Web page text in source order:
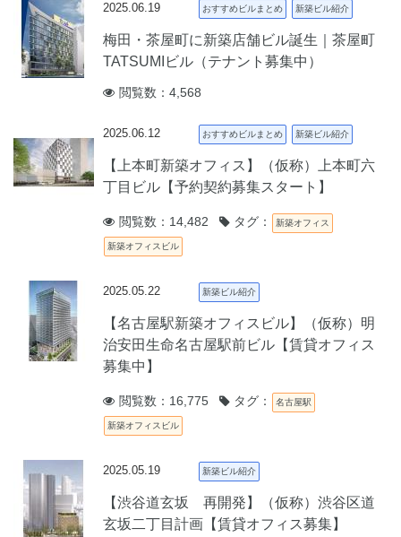
2025.06.19 おすすめビルまとめ 新築ビル紹介
梅田・茶屋町に新築店舗ビル誕生｜茶屋町
TATSUMIビル（テナント募集中）
閲覧数：4,568
2025.06.12 おすすめビルまとめ 新築ビル紹介
【上本町新築オフィス】（仮称）上本町六
丁目ビル【予約契約募集スタート】
閲覧数：14,482 タグ： 新築オフィス
新築オフィスビル
2025.05.22 新築ビル紹介
【名古屋駅新築オフィスビル】（仮称）明
治安田生命名古屋駅前ビル【賃貸オフィス
募集中】
閲覧数：16,775 タグ： 名古屋駅
新築オフィスビル
2025.05.19 新築ビル紹介
【渋谷道玄坂 再開発】（仮称）渋谷区道
玄坂二丁目計画【賃貸オフィス募集】